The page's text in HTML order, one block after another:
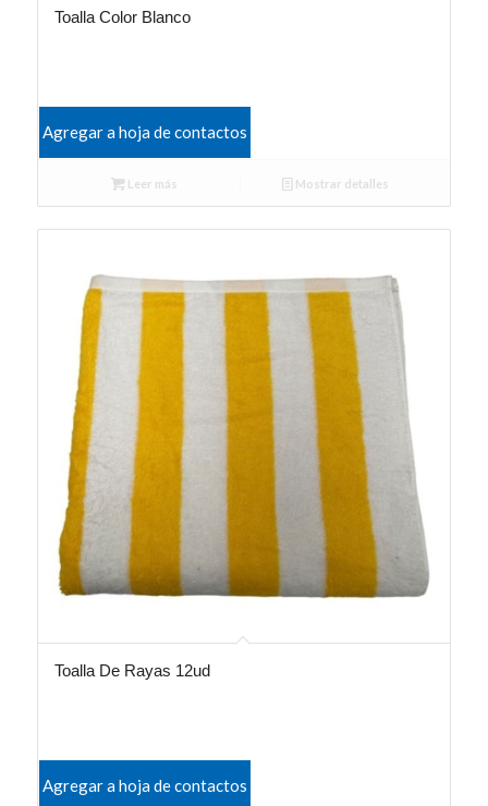
Toalla Color Blanco
Agregar a hoja de contactos
Leer más Mostrar detalles
Toalla De Rayas 12ud
Agregar a hoja de contactos